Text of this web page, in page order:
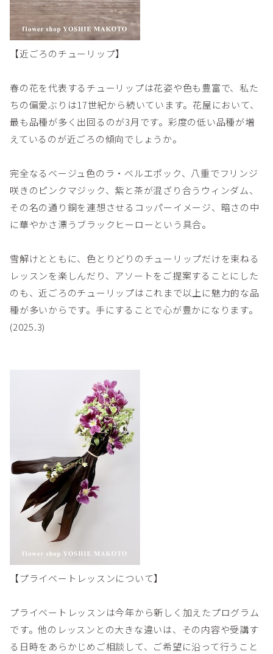
【近ごろのチューリップ】
春の花を代表するチューリップは花姿や色も豊富で、私た
ちの偏愛ぶりは17世紀から続いています。花屋において、
最も品種が多く出回るのが3月です。彩度の低い品種が増
えているのが近ごろの傾向でしょうか。
完全なるベージュ色のラ・ベルエポック、八重でフリンジ
咲きのピンクマジック、紫と茶が混ざり合うウィンダム、
その名の通り銅を連想させるコッパーイメージ、暗さの中
に華やかさ漂うブラックヒーローという具合。
雪解けとともに、色とりどりのチューリップだけを束ねる
レッスンを楽しんだり、アソートをご提案することにした
のも、近ごろのチューリップはこれまで以上に魅力的な品
種が多いからです。手にすることで心が豊かになります。
(2025.3)
【プライベートレッスンについて】
プライベートレッスンは今年から新しく加えたプログラム
です。他のレッスンとの大きな違いは、その内容や受講す
る日時をあらかじめご相談して、ご希望に沿って行うこと